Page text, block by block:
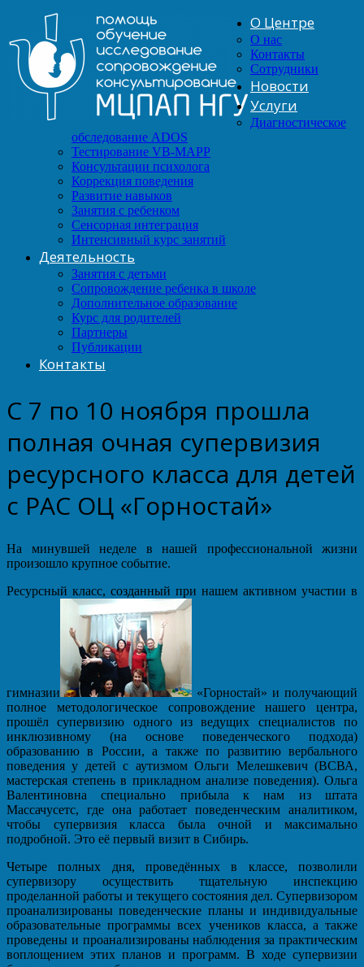
О Центре
О нас
Контакты
Сотрудники
Новости
Услуги
Диагностическое
обследование ADOS
Тестирование VB-MAPP
Консультации психолога
Коррекция поведения
Развитие навыков
Занятия с ребенком
Сенсорная интеграция
Интенсивный курс занятий
Деятельность
Занятия с детьми
Сопровождение ребенка в школе
Дополнительное образование
Курс для родителей
Партнеры
Публикации
Контакты
С 7 по 10 ноября прошла
полная очная супервизия
ресурсного класса для детей
с РАС ОЦ «Горностай»
На минувшей неделе в нашей профессиональной жизни
произошло крупное событие.
Ресурсный класс, созданный при нашем активном участии в
гимназии
«Горностай» и получающий
полное методологическое сопровождение нашего центра,
прошёл супервизию одного из ведущих специалистов по
инклюзивному (на основе поведенческого подхода)
образованию в России, а также по развитию вербального
поведения у детей с аутизмом Ольги Мелешкевич (ВСВА,
мастерская степень в прикладном анализе поведения). Ольга
Валентиновна специально прибыла к нам из штата
Массачусетс, где она работает поведенческим аналитиком,
чтобы супервизия класса была очной и максимально
подробной. Это её первый визит в Сибирь.
Четыре полных дня, проведённых в классе, позволили
супервизору осуществить тщательную инспекцию
проделанной работы и текущего состояния дел. Супервизором
проанализированы поведенческие планы и индивидуальные
образовательные программы всех учеников класса, а также
проведены и проанализированы наблюдения за практическим
воплощением этих планов и программ. В ходе супервизии